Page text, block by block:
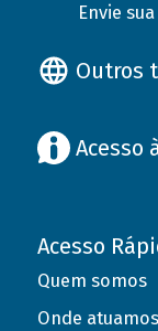
Envie
Outros
Acesso
Acesso
Quem somos
Onde atuamos